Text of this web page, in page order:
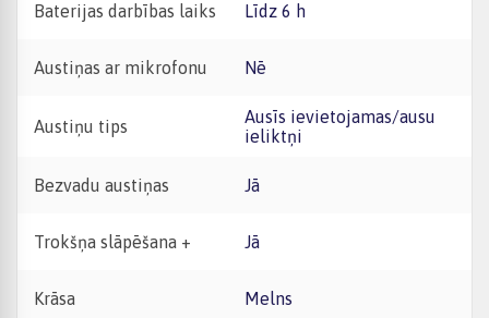
Baterijas darbības laiks Līdz 6 h
Austiņas ar mikrofonu Nē
Austiņu tips
Ausīs ievietojamas/ausu
ieliktņi
Bezvadu austiņas Jā
Trokšņa slāpēšana + Jā
Krāsa Melns